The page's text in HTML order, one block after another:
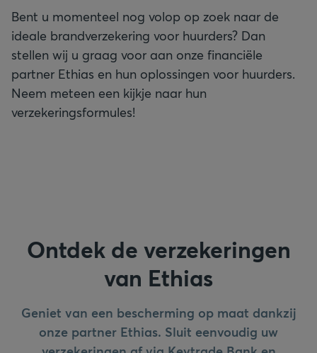
Bent u momenteel nog volop op zoek naar de
ideale brandverzekering voor huurders? Dan
stellen wij u graag voor aan onze financiële
partner Ethias en hun oplossingen voor huurders.
Neem meteen een kijkje naar hun
verzekeringsformules!
Ontdek de verzekeringen
van Ethias
Geniet van een bescherming op maat dankzij
onze partner Ethias. Sluit eenvoudig uw